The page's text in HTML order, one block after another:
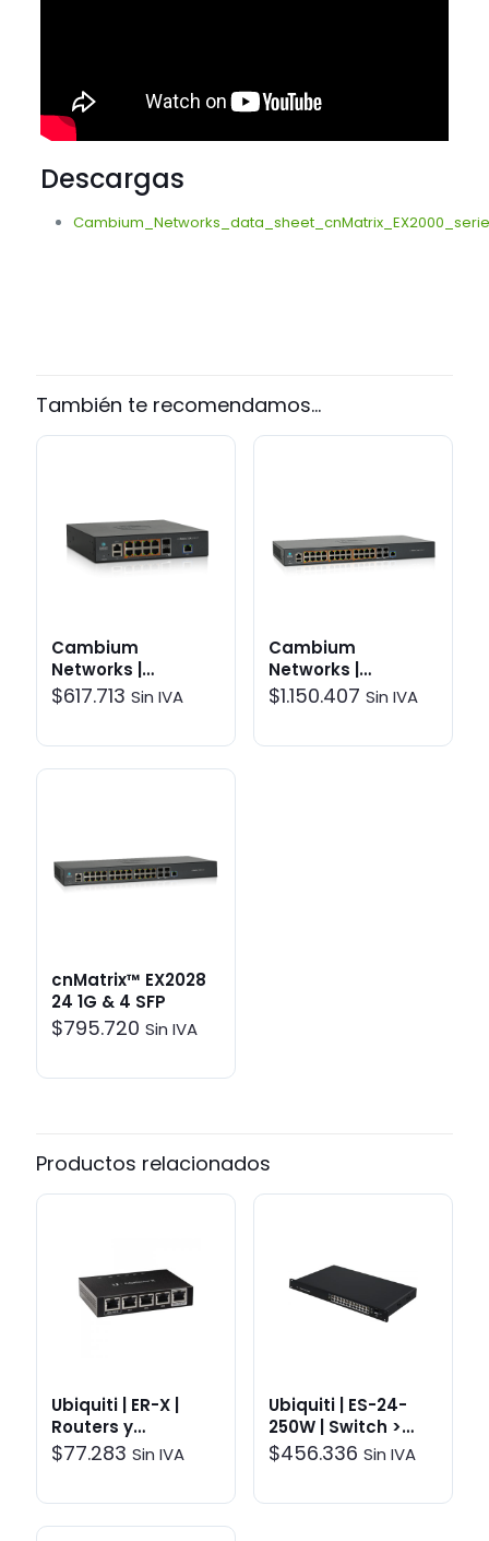
Descargas
También te recomendamos…
Cambium
Networks |
cnMatrix™ EX2010-
P 8x 1G PoE+ |
$617.713 Sin IVA
Cambium
Networks |
cnMatrix™ EX2028-
P 24 1G PoE | Switch
$1.150.407 Sin IVA
cnMatrix™ EX2028
24 1G & 4 SFP
$795.720 Sin IVA
Productos relacionados
Ubiquiti | ER-X |
Routers y
gateways
$77.283 Sin IVA
Ubiquiti | ES-24-
250W | Switch >
Smart
$456.336 Sin IVA